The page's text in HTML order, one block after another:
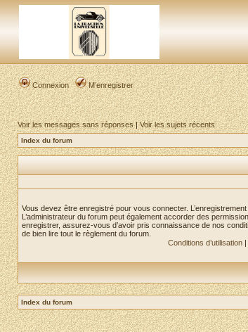
Connexion M’enregistrer
Voir les messages sans réponses|Voir les sujets récents
Index du forum
Vous devez être enregistré pour vous connecter.
L’administrateur du forum peut également accorder des
enregistrer, assurez-vous d’avoir pris connaissance de nos
de bien lire tout le règlement du forum.
Conditions d’utilisation|
Index du forum